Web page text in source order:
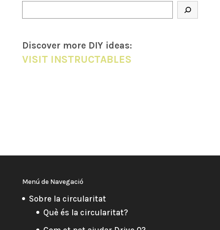
Discover more DIY ideas:
VISIT INSTRUCTABLES
Menú de Navegació
Sobre la circularitat
Què és la circularitat?